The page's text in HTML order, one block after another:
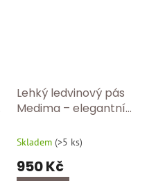
Lehký ledvinový pás
Medima – elegantní
hřejivým efektem
Skladem (>5 ks)
950 Kč